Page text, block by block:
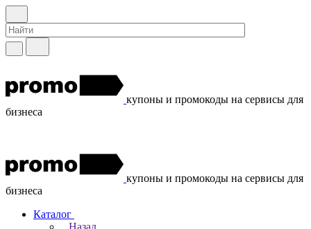
купоны и промокоды на сервисы для
бизнеса
купоны и промокоды на сервисы для
бизнеса
Каталог
Назад